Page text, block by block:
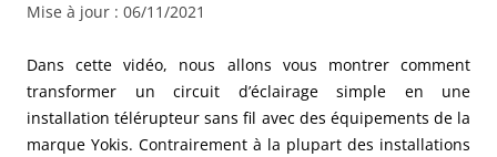
Mise à jour : 06/11/2021
Dans cette vidéo, nous allons vous montrer comment
transformer un circuit d’éclairage simple en une
installation télérupteur sans fil avec des équipements de la
marque Yokis. Contrairement à la plupart des installations